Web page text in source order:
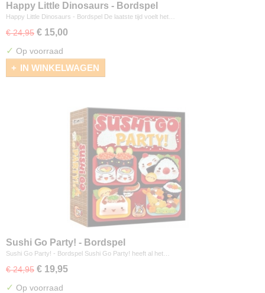
Happy Little Dinosaurs - Bordspel
Happy Little Dinosaurs - Bordspel De laatste tijd voelt het…
€ 24,95 € 15,00
✓ Op voorraad
IN WINKELWAGEN
Sushi Go Party! - Bordspel
Sushi Go Party! - Bordspel Sushi Go Party! heeft al het…
€ 24,95 € 19,95
✓ Op voorraad